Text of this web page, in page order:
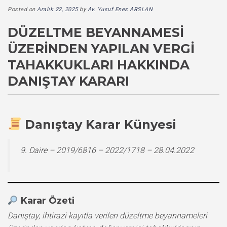
Posted on Aralık 22, 2025byAv. Yusuf Enes ARSLAN
DÜZELTME BEYANNAMESI
ÜZERINDEN YAPILAN VERGI
TAHAKKUKLARI HAKKINDA
DANIŞTAY KARARI
Danıştay Karar Künyesi
9. Daire – 2019/6816 – 2022/1718 – 28.04.2022
Karar Özeti
Danıştay, ihtirazi kayıtla verilen düzeltme beyannameleri